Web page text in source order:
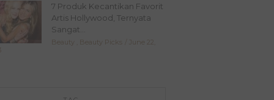
7 Produk Kecantikan Favorit
Artis Hollywood, Ternyata
Sangat...
Beauty Beauty Picks
June 22,